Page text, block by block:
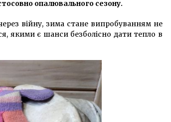
6 років ago
У Києві автохами побили ветерана
війни який пробув в полоні два
На Північному мосту на Троещині
в Києві обмежують рух
транспорту
8 років ago
опалювального сезону.
війну, зима стане випробуванням не
якими є шанси безболісно дати тепло в